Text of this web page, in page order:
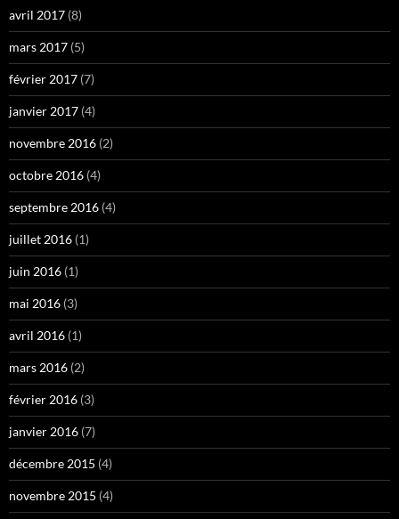
avril 2017 (8)
mars 2017 (5)
février 2017 (7)
janvier 2017 (4)
novembre 2016 (2)
octobre 2016 (4)
septembre 2016 (4)
juillet 2016 (1)
juin 2016 (1)
mai 2016 (3)
avril 2016 (1)
mars 2016 (2)
février 2016 (3)
janvier 2016 (7)
décembre 2015 (4)
novembre 2015 (4)